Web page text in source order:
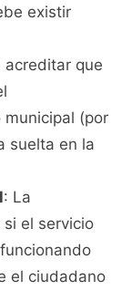
existir
acreditar que
(por
suelta en la
: La
el servicio
el ciudadano